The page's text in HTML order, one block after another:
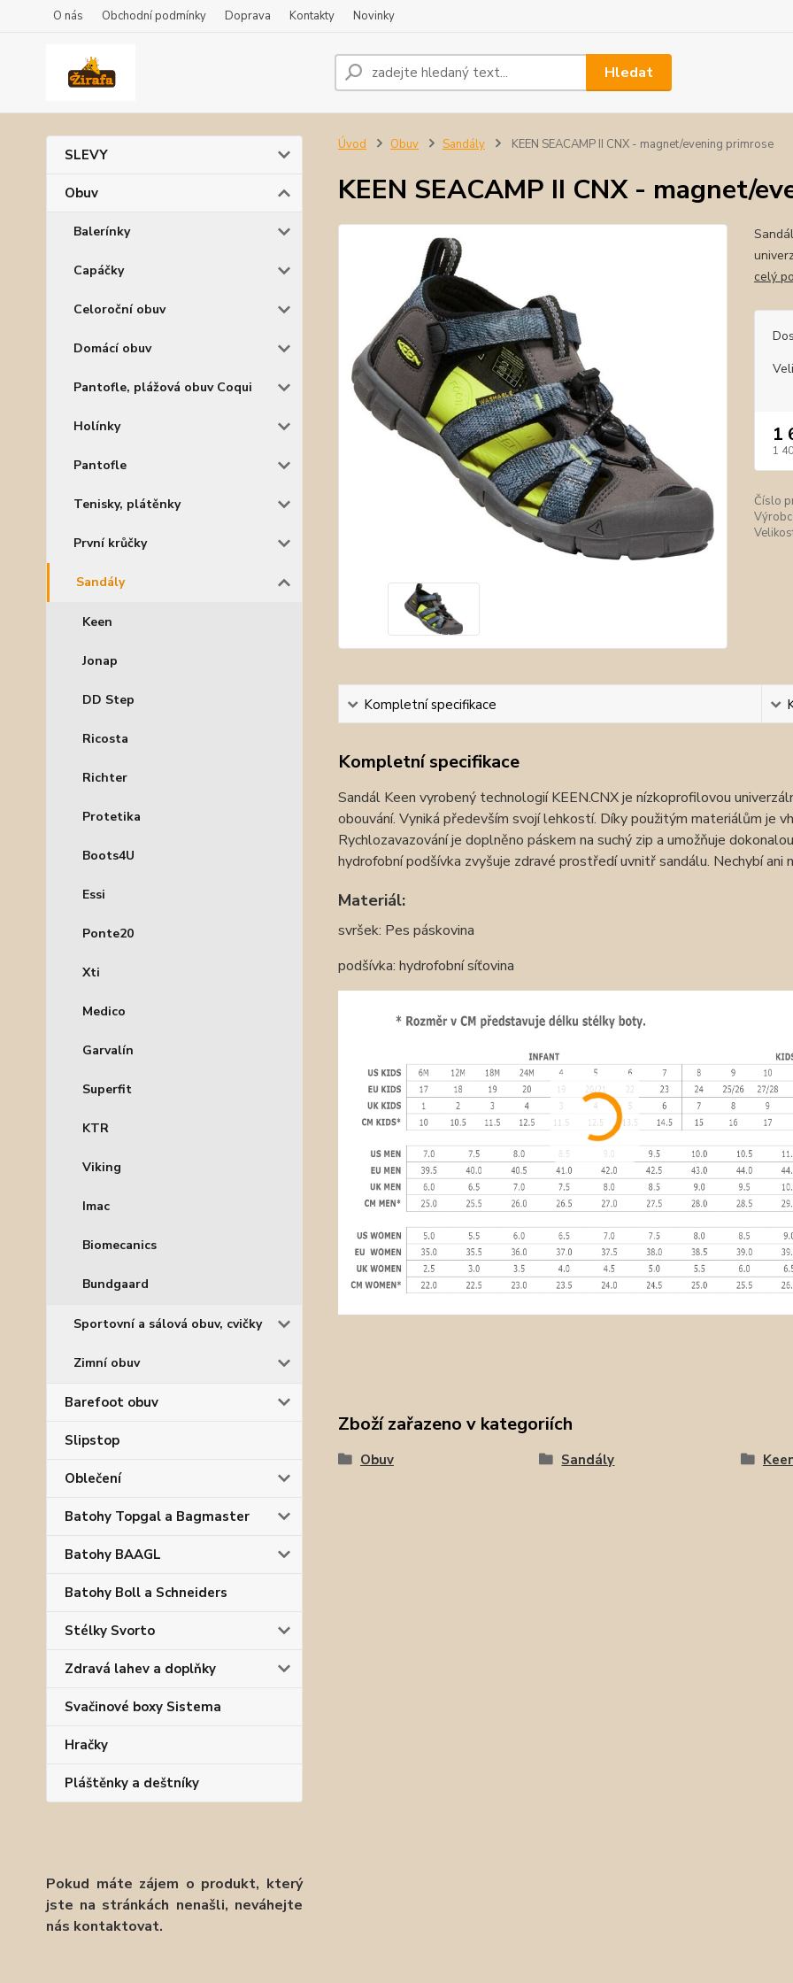
O nás Obchodní podmínky Doprava Kontakty Novinky
Hledat
SLEVY
Obuv
Balerínky
Capáčky
Celoroční obuv
Domácí obuv
Pantofle, plážová obuv Coqui
Holínky
Pantofle
Tenisky, plátěnky
První krůčky
Sandály
Keen
Jonap
DD Step
Ricosta
Richter
Protetika
Boots4U
Essi
Ponte20
Xti
Medico
Garvalín
Superfit
KTR
Viking
Imac
Biomecanics
Bundgaard
Sportovní a sálová obuv, cvičky
Zimní obuv
Barefoot obuv
Slipstop
Oblečení
Batohy Topgal a Bagmaster
Batohy BAAGL
Batohy Boll a Schneiders
Stélky Svorto
Zdravá lahev a doplňky
Svačinové boxy Sistema
Hračky
Pláštěnky a deštníky
Pokud máte zájem o produkt, který
jste na stránkách nenašli, neváhejte
nás kontaktovat.
Úvod Obuv Sandály KEEN SEACAMP II CNX - magnet/evening primrose
KEEN SEACAMP II CNX - magnet/
celý
1
1
Číslo
Kompletní specifikace
Kompletní specifikace
Sandál Keen vyrobený technologií KEEN.CNX je nízkoprofilovou
obouvání. Vyniká především svojí lehkostí. Díky použitým materiálům je
Rychlozavazování je doplněno páskem na suchý zip a umožňuje
hydrofobní podšívka zvyšuje zdravé prostředí uvnitř sandálu. Nechybí
Materiál:
svršek: Pes páskovina
podšívka: hydrofobní síťovina
Zboží zařazeno v kategoriích
Obuv Sandály